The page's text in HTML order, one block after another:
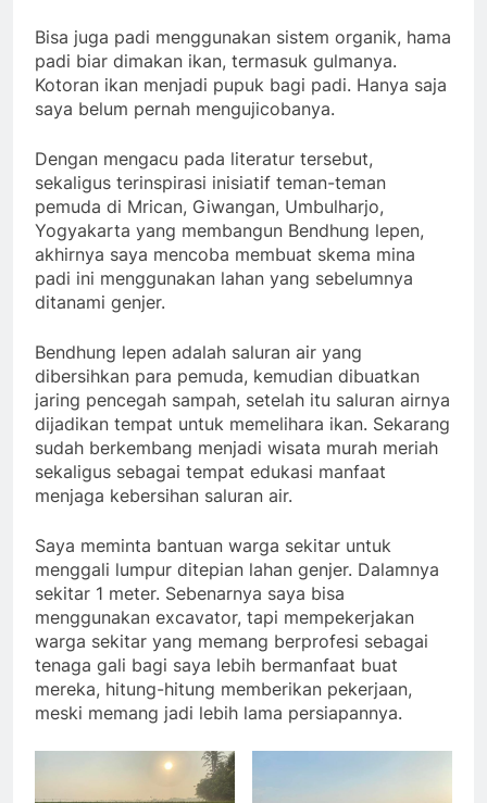
Bisa juga padi menggunakan sistem organik, hama
padi biar dimakan ikan, termasuk gulmanya.
Kotoran ikan menjadi pupuk bagi padi. Hanya saja
saya belum pernah mengujicobanya.
Dengan mengacu pada literatur tersebut,
sekaligus terinspirasi inisiatif teman-teman
pemuda di Mrican, Giwangan, Umbulharjo,
Yogyakarta yang membangun Bendhung lepen,
akhirnya saya mencoba membuat skema mina
padi ini menggunakan lahan yang sebelumnya
ditanami genjer.
Bendhung lepen adalah saluran air yang
dibersihkan para pemuda, kemudian dibuatkan
jaring pencegah sampah, setelah itu saluran airnya
dijadikan tempat untuk memelihara ikan. Sekarang
sudah berkembang menjadi wisata murah meriah
sekaligus sebagai tempat edukasi manfaat
menjaga kebersihan saluran air.
Saya meminta bantuan warga sekitar untuk
menggali lumpur ditepian lahan genjer. Dalamnya
sekitar 1 meter. Sebenarnya saya bisa
menggunakan excavator, tapi mempekerjakan
warga sekitar yang memang berprofesi sebagai
tenaga gali bagi saya lebih bermanfaat buat
mereka, hitung-hitung memberikan pekerjaan,
meski memang jadi lebih lama persiapannya.